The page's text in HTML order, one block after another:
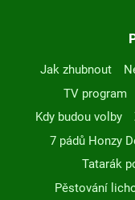
Jak zhubnout
TV program
Kdy budou volby
7 pádů Honzy
Tatarák
Pěstování